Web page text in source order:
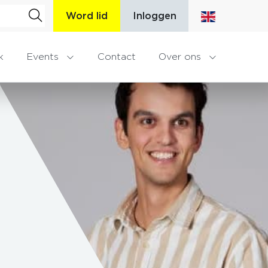
Word lid Inloggen
Events Contact Over ons